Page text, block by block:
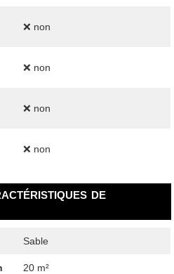
❌ non
❌ non
❌ non
❌ non
de
Sable
20 m²